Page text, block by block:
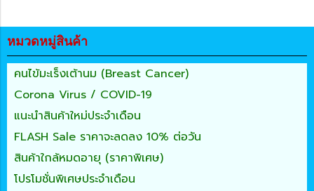
หมวดหมู่สินค้า
คนไข้มะเร็งเต้านม (Breast Cancer)
Corona Virus / COVID-19
แนะนำสินค้าใหม่ประจำเดือน
FLASH Sale ราคาจะลดลง 10% ต่อวัน
สินค้าใกล้หมดอายุ (ราคาพิเศษ)
โปรโมชั่นพิเศษประจำเดือน